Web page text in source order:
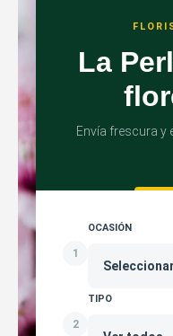
La
Envía frescura y
1
OCASIÓN
2
TIPO